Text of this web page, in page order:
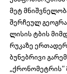
მეტ
შერჩეულ
ლისის ტბის
რუკაზე
ბუნებრივი